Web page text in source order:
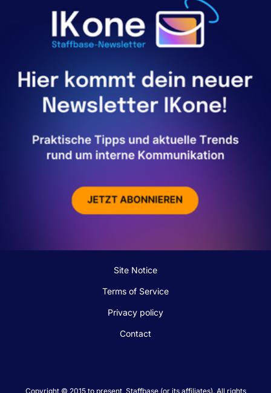
Site Notice
Terms of Service
Privacy policy
Contact
Copyright © 2015 to present, Staffbase (or its affiliates). All rights